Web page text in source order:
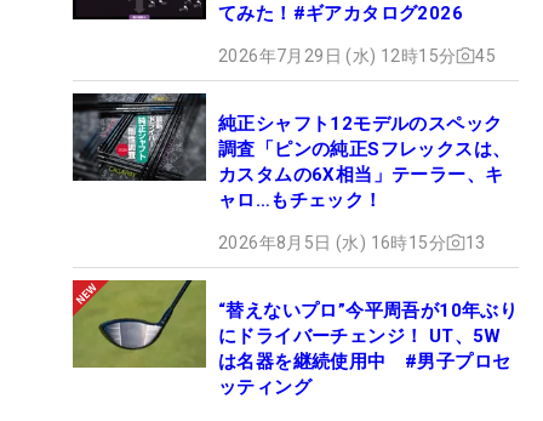
てみた！#ギアカタログ2026
2026年7月29日 (水) 12時15分 45
純正シャフト12モデルのスペック
調査「ピンの純正Sフレックスは、
カスタムの6X相当」テーラー、キ
ャロ…もチェック！
2026年8月5日 (水) 16時15分 13
“替えないプロ”今平周吾が10年ぶり
にドライバーチェンジ！ UT、5W
は名器を継続使用中 #男子プロセ
ッティング